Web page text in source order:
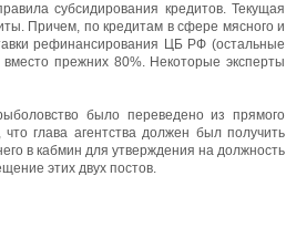
субсидирования кредитов. Текущая
Причем, по кредитам в сфере мясного и
рефинансирования ЦБ РФ (остальные
прежних 80%. Некоторые эксперты
было переведено из прямого
глава агентства должен был получить
в кабмин для утверждения на должность
этих двух постов.